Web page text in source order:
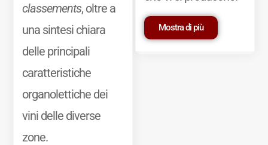
classements, oltre a
una sintesi chiara
delle principali
caratteristiche
organolettiche dei
vini delle diverse
zone.
Mostra di più